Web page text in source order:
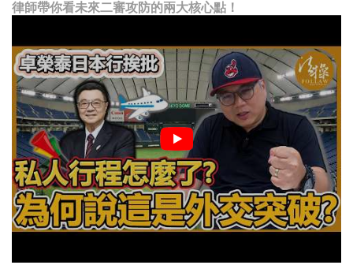
律師帶你看未來二審攻防的兩大核心點！